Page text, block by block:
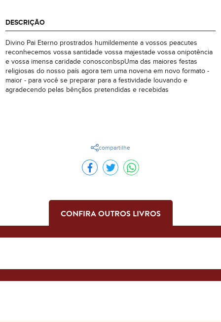
DESCRIÇÃO
Divino Pai Eterno prostrados humildemente a vossos peacutes
reconhecemos vossa santidade vossa majestade vossa onipotência
e vossa imensa caridade conosconbspUma das maiores festas
religiosas do nosso país agora tem uma novena em novo formato -
maior - para você se preparar para a festividade louvando e
agradecendo pelas bênçãos pretendidas e recebidas
compartilhe
CONFIRA OUTROS LIVROS